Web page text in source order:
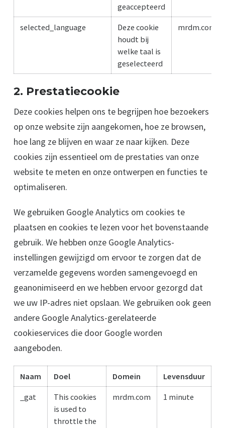
geaccepteerd
selected_language
Deze cookie
houdt bij
welke taal is
geselecteerd
mrdm.com
2. Prestatiecookie
Deze cookies helpen ons te begrijpen hoe bezoekers
op onze website zijn aangekomen, hoe ze browsen,
hoe lang ze blijven en waar ze naar kijken. Deze
cookies zijn essentieel om de prestaties van onze
website te meten en onze ontwerpen en functies te
optimaliseren.
We gebruiken Google Analytics om cookies te
plaatsen en cookies te lezen voor het bovenstaande
gebruik. We hebben onze Google Analytics-
instellingen gewijzigd om ervoor te zorgen dat de
verzamelde gegevens worden samengevoegd en
geanonimiseerd en we hebben ervoor gezorgd dat
we uw IP-adres niet opslaan. We gebruiken ook geen
andere Google Analytics-gerelateerde
cookieservices die door Google worden
aangeboden.
Naam Doel Domein Levensduur
_gat
This cookies
is used to
throttle the
mrdm.com 1 minute